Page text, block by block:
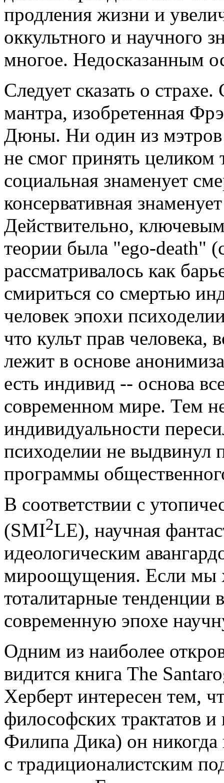
продления жизни и
оккультного и научного
многое. Недосказанным
Следует сказать о
мантра, изобретенная
Дюны. Ни один из мэтров
не смог принять целиком
социальная знаменует
консервативная
Действительно,
теории была "ego-death"
рассматривалось как
смириться со смертью
человек эпохи
что культ прав человека,
лежит в основе
есть индивид -- основа
современном мире. Тем
индивидуальности
психоделии не выдвинул
программы
В соответствии с
(SMI2LE), научная
идеологическим
мироощущения. Если мы
тоталитарные тенденции
современную эпохе
Одним из наиболее
видится книга The
Херберт интересен тем,
философских трактатов
Филипа Дика) он никогда
с традиционалистским